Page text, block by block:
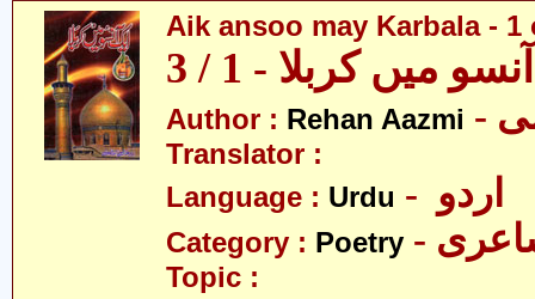
Aik ansoo may Karbala - 1
میں کربلا - 1 / 3
Author : Rehan Aazmi
Translator :
Language : Urdu
Category : Poetry
Topic :